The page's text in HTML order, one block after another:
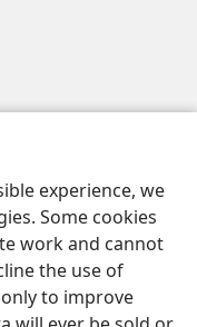
experience, we
Some cookies
work and cannot
the use of
to improve